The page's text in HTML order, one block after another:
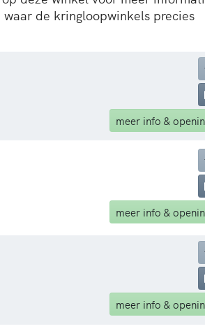
de kringloopwinkels precies
meer info &
meer info &
meer info &